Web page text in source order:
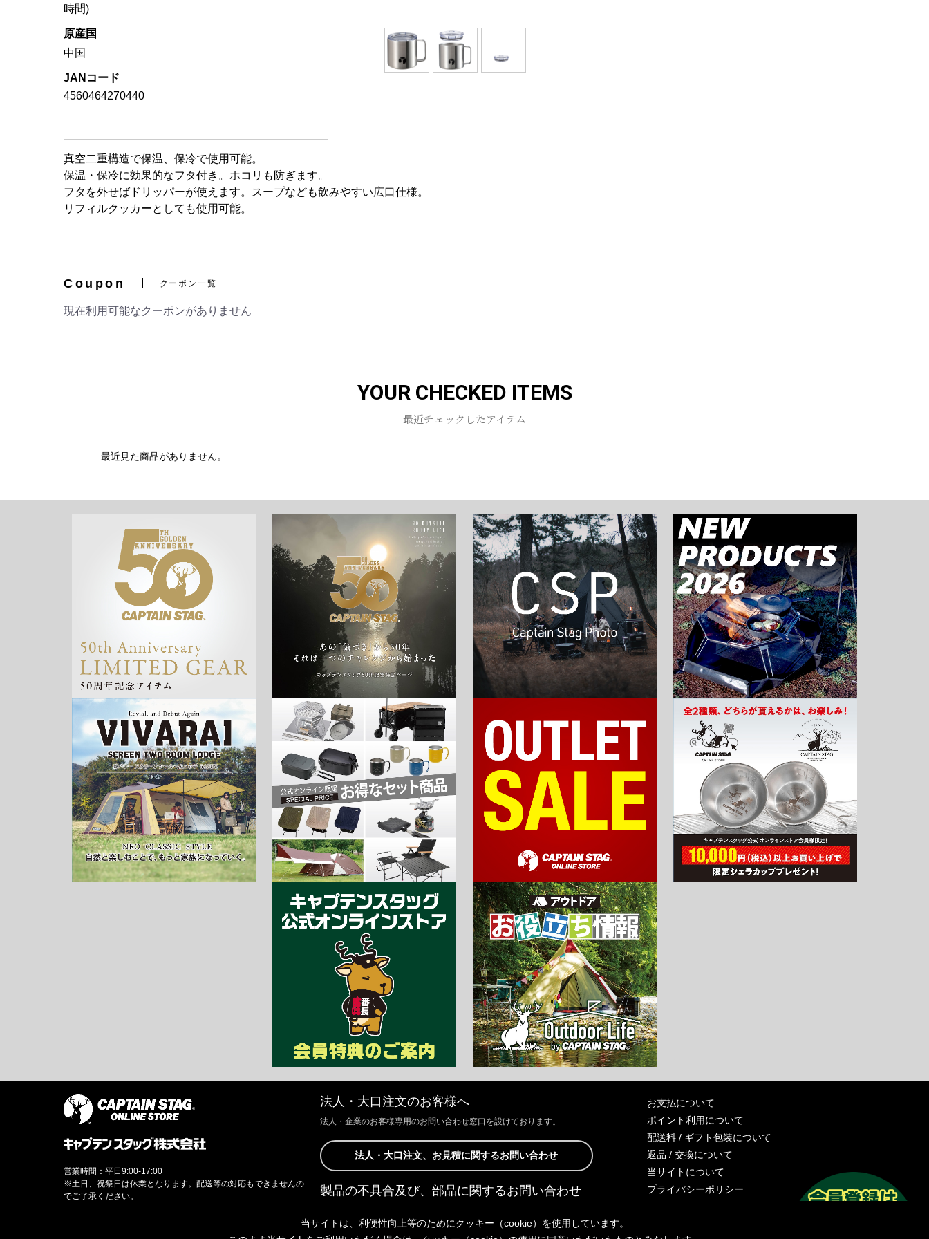
時間)
原産国
中国
JANコード
4560464270440
真空二重構造で保温、保冷で使用可能。
保温・保冷に効果的なフタ付き。ホコリも防ぎます。
フタを外せばドリッパーが使えます。スープなども飲みやすい広口仕様。
リフィルクッカーとしても使用可能。
Coupon クーポン一覧
現在利用可能なクーポンがありません
YOUR CHECKED ITEMS
最近チェックしたアイテム
最近見た商品がありません。
法人・大口注文のお客様へ
法人・企業のお客様専用のお問い合わせ窓口を設けております。
法人・大口注文、お見積に関するお問い合わせ
製品の不具合及び、部品に関するお問い合わせ
きましては、Webサイトにて承っております。
以下よりご連絡ください。
お支払について
ポイント利用について
配送料 / ギフト包装について
返品 / 交換について
当サイトについて
プライバシーポリシー
営業時間：平日9:00-17:00
※土日、祝祭日は休業となります。配送等の対応もできませんの
でご了承ください。
当サイトは、利便性向上等のためにクッキー（cookie）を使用しています。